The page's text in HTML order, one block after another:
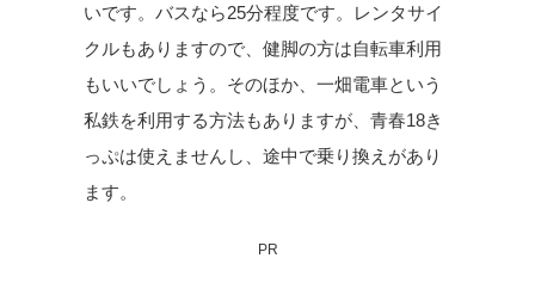
いです。バスなら25分程度です。レンタサイ
クルもありますので、健脚の方は自転車利用
もいいでしょう。そのほか、一畑電車という
私鉄を利用する方法もありますが、青春18き
っぷは使えませんし、途中で乗り換えがあり
ます。
PR